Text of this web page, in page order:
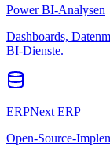
Power BI-Analysen
Dashboards,
BI-Dienste.
ERPNext ERP
Open-Source-